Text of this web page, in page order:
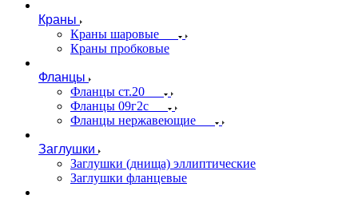
Краны
Краны шаровые
Краны пробковые
Фланцы
Фланцы ст.20
Фланцы 09г2с
Фланцы нержавеющие
Заглушки
Заглушки (днища) эллиптические
Заглушки фланцевые